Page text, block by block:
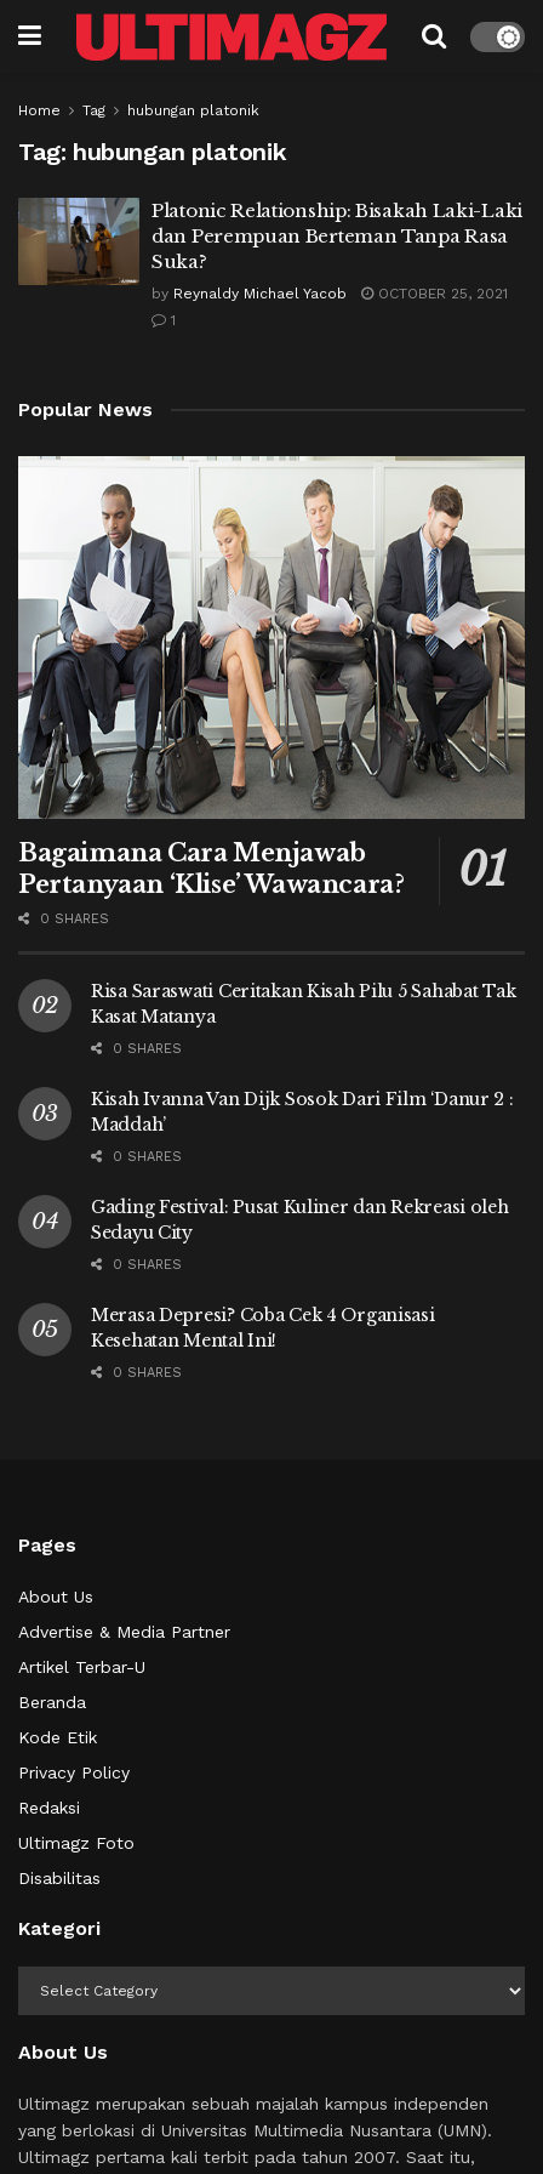
Home Tag hubungan platonik
Tag: hubungan platonik
Platonic Relationship: Bisakah Laki-Laki
dan Perempuan Berteman Tanpa Rasa
Suka?
by Reynaldy Michael Yacob
OCTOBER 25, 2021
1
Popular News
Bagaimana Cara Menjawab
Pertanyaan ‘Klise’ Wawancara?
0 SHARES
Risa Saraswati Ceritakan Kisah Pilu 5 Sahabat Tak
Kasat Matanya
0 SHARES
Kisah Ivanna Van Dijk Sosok Dari Film ‘Danur 2 :
Maddah’
0 SHARES
Gading Festival: Pusat Kuliner dan Rekreasi oleh
Sedayu City
0 SHARES
Merasa Depresi? Coba Cek 4 Organisasi
Kesehatan Mental Ini!
0 SHARES
Pages
About Us
Advertise & Media Partner
Artikel Terbar-U
Beranda
Kode Etik
Privacy Policy
Redaksi
Ultimagz Foto
Disabilitas
Kategori
About Us
Ultimagz merupakan sebuah majalah kampus independen
yang berlokasi di Universitas Multimedia Nusantara (UMN).
Ultimagz pertama kali terbit pada tahun 2007. Saat itu,